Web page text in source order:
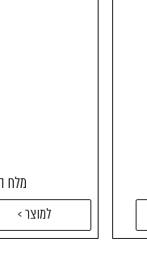
מלח
למוצר >